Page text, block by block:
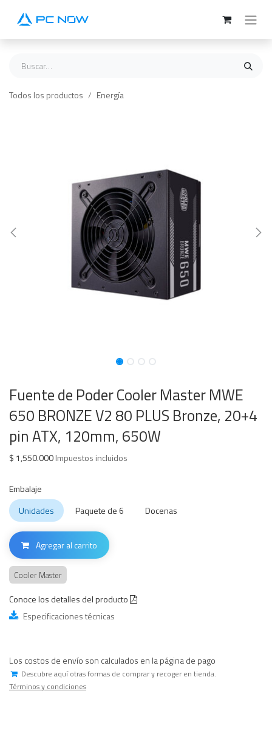
Todos los productos Energía
Fuente de Poder Cooler Master MWE
650 BRONZE V2 80 PLUS Bronze, 20+4
pin ATX, 120mm, 650W
$ 1,550.000Impuestos incluidos
Embalaje
Unidades
Paquete de 6 Docenas
Agregar al carrito
Cooler Master
Conoce los detalles del producto
Especificaciones técnicas
Los costos de envío son calculados en la página de pago
Descubre aquí otras formas de comprar y recoger en tienda.
Términos y condiciones